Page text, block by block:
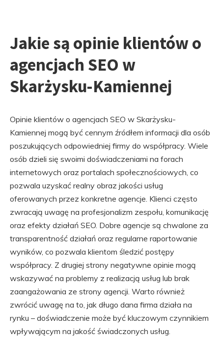
Jakie są opinie klientów o
agencjach SEO w
Skarżysku-Kamiennej
Opinie klientów o agencjach SEO w Skarżysku-
Kamiennej mogą być cennym źródłem informacji dla osób
poszukujących odpowiedniej firmy do współpracy. Wiele
osób dzieli się swoimi doświadczeniami na forach
internetowych oraz portalach społecznościowych, co
pozwala uzyskać realny obraz jakości usług
oferowanych przez konkretne agencje. Klienci często
zwracają uwagę na profesjonalizm zespołu, komunikację
oraz efekty działań SEO. Dobre agencje są chwalone za
transparentność działań oraz regularne raportowanie
wyników, co pozwala klientom śledzić postępy
współpracy. Z drugiej strony negatywne opinie mogą
wskazywać na problemy z realizacją usług lub brak
zaangażowania ze strony agencji. Warto również
zwrócić uwagę na to, jak długo dana firma działa na
rynku – doświadczenie może być kluczowym czynnikiem
wpływającym na jakość świadczonych usług.